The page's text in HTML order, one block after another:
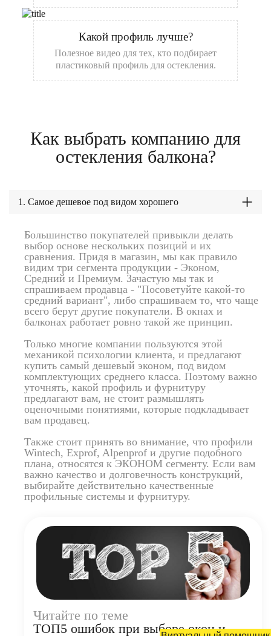
Какой профиль лучше?
Полезное видео для тех, кто подбирает
пластиковый профиль для остекления.
Как выбрать компанию для
остекления балкона?
1. Самое дешевое под видом хорошего
Большинство покупателей привыкли делать
выбор основе нескольких позиций и их
сравнения. Придя в магазин, мы как правило
видим три сегмента продукции - Эконом,
Средний и Премиум. Зачастую мы так и
спрашиваем продавца - "Посоветуйте какой-то
средний вариант", либо спрашиваем то, что чаще
всего берут другие покупатели. В окнах и
балконах работает ровно такой же принцип.
Только многие компании пользуются этой
механикой психологии клиента, и предлагают
купить самый дешевый эконом, под видом
комплектующих среднего класса. Поэтому важно
уточнять, какой профиль и фурнитуру
предлагают вам, не стоит размышлять
оценочными понятиями, которые подкладывает
вам продавец.
Также стоит принять во внимание, что профили
Wintech, Exprof, Alpenprof и другие подобного
плана, относятся к ЭКОНОМ сегменту. Если вам
важно качество и долговечность конструкций,
выбирайте действительно качественные
профильные системы и фурнитуру.
Читайте по теме
ТОП5 ошибок при выборе окон и